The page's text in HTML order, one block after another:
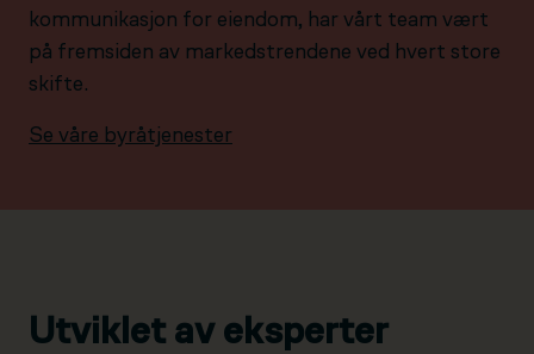
kommunikasjon for eiendom, har vårt team vært
på fremsiden av markedstrendene ved hvert store
skifte.
Se våre byråtjenester
Utviklet av eksperter